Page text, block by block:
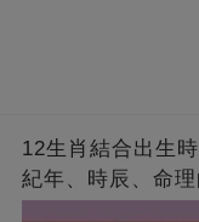
12生肖結合出生
紀年、時辰、命理